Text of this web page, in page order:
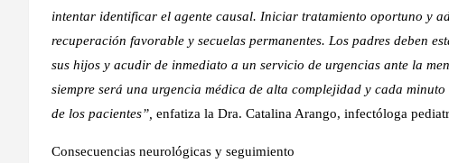
intentar identificar el agente causal. Iniciar tratamiento oportuno y
recuperación favorable y secuelas permanentes. Los padres deben
sus hijos y acudir de inmediato a un servicio de urgencias ante la
siempre será una urgencia médica de alta complejidad y cada
de los pacientes”, enfatiza la Dra. Catalina Arango, infectóloga
Consecuencias neurológicas y seguimiento